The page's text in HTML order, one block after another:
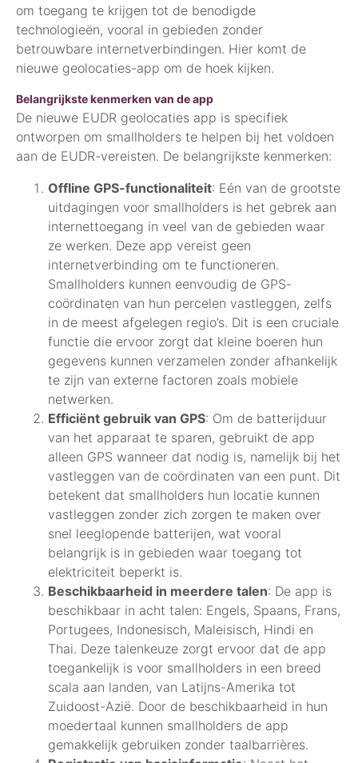
om toegang te krijgen tot de benodigde
technologieën, vooral in gebieden zonder
betrouwbare internetverbindingen. Hier komt de
nieuwe geolocaties-app om de hoek kijken.
Belangrijkste kenmerken van de app
De nieuwe EUDR geolocaties app is specifiek
ontworpen om smallholders te helpen bij het voldoen
aan de EUDR-vereisten. De belangrijkste kenmerken:
Offline GPS-functionaliteit: Eén van de grootste
uitdagingen voor smallholders is het gebrek aan
internettoegang in veel van de gebieden waar
ze werken. Deze app vereist geen
internetverbinding om te functioneren.
Smallholders kunnen eenvoudig de GPS-
coördinaten van hun percelen vastleggen, zelfs
in de meest afgelegen regio’s. Dit is een cruciale
functie die ervoor zorgt dat kleine boeren hun
gegevens kunnen verzamelen zonder afhankelijk
te zijn van externe factoren zoals mobiele
netwerken.
Efficiënt gebruik van GPS: Om de batterijduur
van het apparaat te sparen, gebruikt de app
alleen GPS wanneer dat nodig is, namelijk bij het
vastleggen van de coördinaten van een punt. Dit
betekent dat smallholders hun locatie kunnen
vastleggen zonder zich zorgen te maken over
snel leeglopende batterijen, wat vooral
belangrijk is in gebieden waar toegang tot
elektriciteit beperkt is.
Beschikbaarheid in meerdere talen: De app is
beschikbaar in acht talen: Engels, Spaans, Frans,
Portugees, Indonesisch, Maleisisch, Hindi en
Thai. Deze talenkeuze zorgt ervoor dat de app
toegankelijk is voor smallholders in een breed
scala aan landen, van Latijns-Amerika tot
Zuidoost-Azië. Door de beschikbaarheid in hun
moedertaal kunnen smallholders de app
gemakkelijk gebruiken zonder taalbarrières.